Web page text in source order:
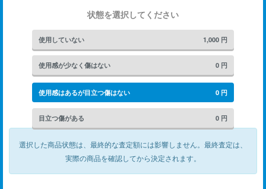
状態を選択してください
使用していない 1,000 円
使用感が少なく傷はない 0 円
使用感はあるが目立つ傷はない 0 円
目立つ傷がある 0 円
選択した商品状態は、最終的な査定額には影響しません。 最終査定は、
実際の商品を確認してから決定されます。